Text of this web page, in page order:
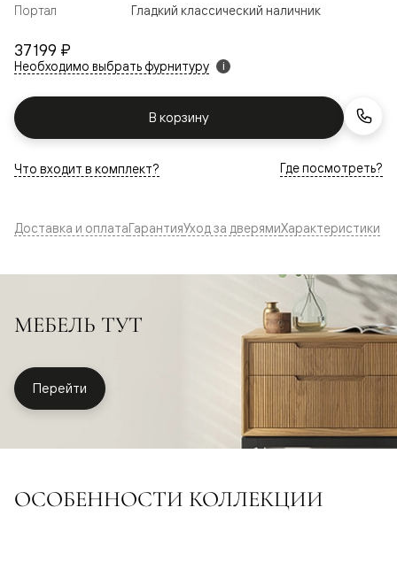
37 199 ₽
Необходимо выбрать фурнитуру i
В корзину
Портал
Гладкий классический наличник
Что входит в комплект? Где посмотреть?
Доставка и оплатаГарантияУход за дверямиХарактеристики
МЕБЕЛЬ ТУТ
Перейти
ОСОБЕННОСТИ КОЛЛЕКЦИИ